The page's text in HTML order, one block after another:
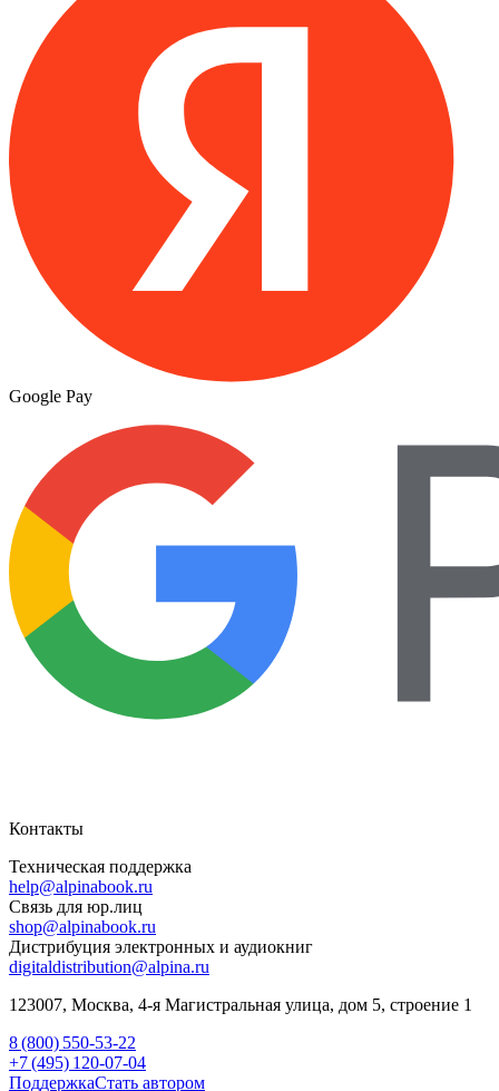
Google Pay
Контакты
Техническая поддержка
help@alpinabook.ru
Связь для юр.лиц
shop@alpinabook.ru
Дистрибуция электронных и аудиокниг
digitaldistribution@alpina.ru
123007, Москва, 4-я Магистральная улица, дом 5, строение 1
8 (800) 550-53-22
+7 (495) 120-07-04
ПоддержкаСтать автором